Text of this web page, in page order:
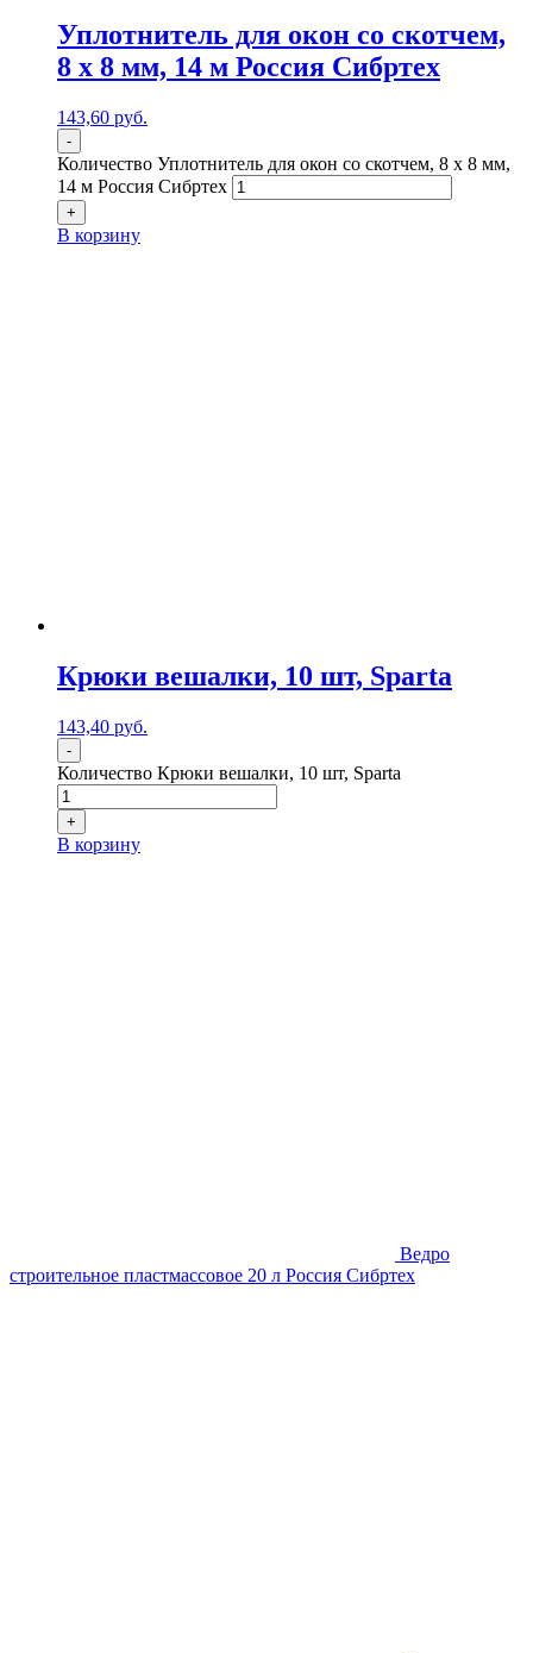
Уплотнитель для окон со скотчем,
8 х 8 мм, 14 м Россия Сибртех
143,60 руб.
-
Количество Уплотнитель для окон со скотчем, 8 х 8 мм,
14 м Россия Сибртех
+
В корзину
Крюки вешалки, 10 шт, Sparta
143,40 руб.
-
Количество Крюки вешалки, 10 шт, Sparta
+
В корзину
Ведро
строительное пластмассовое 20 л Россия Сибртех